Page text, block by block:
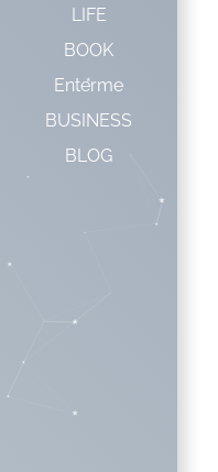
LIFE
BOOK
Enterme
BUSINESS
BLOG